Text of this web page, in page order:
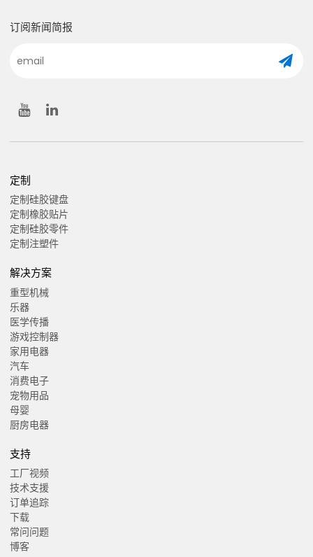
订阅新闻简报
定制
定制硅胶键盘
定制橡胶贴片
定制硅胶零件
定制注塑件
解决方案
重型机械
乐器
医学传播
游戏控制器
家用电器
汽车
消费电子
宠物用品
母婴
厨房电器
支持
工厂视频
技术支援
订单追踪
下载
常问问题
博客